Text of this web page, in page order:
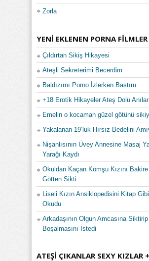
Zorla
YENI EKLENEN PORNA
Çıldırtan Sikiş Hikayesi
Ateşli Sekreterimi Becerdim
Baldızımı Porno İzlerken Bastım
+18 Erotik Hikayeler Ateş Dolu Anılar
Emelin o kocaman güzel götünü
Yakalanan 19’luk Hırsız Bedelini
Nişanlısının Üvey Annesine Masaj
Yarağı Kaydı
Okuldan Kaçan Komşu Kızını Bakire
Götten Sikti
Liseli Kızın Ansiklopedisini Kitap
Okudu
Arkadaşının Olgun Amcasına
Boşalmasını İstedi
ATEŞI ÇIKANLAR SEXY KIZLAR +